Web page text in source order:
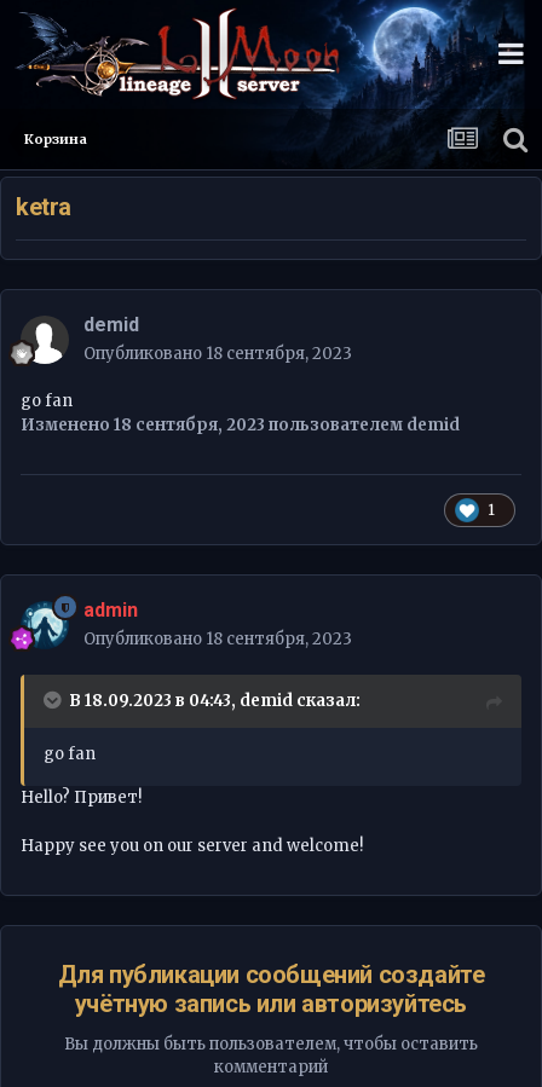
Корзина
ketra
demid
Опубликовано 18 сентября, 2023
go fan
Изменено 18 сентября, 2023 пользователем demid
1
admin
Опубликовано 18 сентября, 2023
В 18.09.2023 в 04:43, demid сказал:
go fan
Hello? Привет!
Happy see you on our server and welcome!
Для публикации сообщений создайте
учётную запись или авторизуйтесь
Вы должны быть пользователем, чтобы оставить
комментарий